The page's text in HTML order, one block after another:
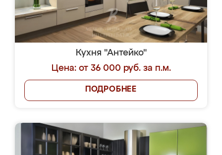
Кухня "Антейко"
Цена: от 36 000 руб. за п.м.
ПОДРОБНЕЕ